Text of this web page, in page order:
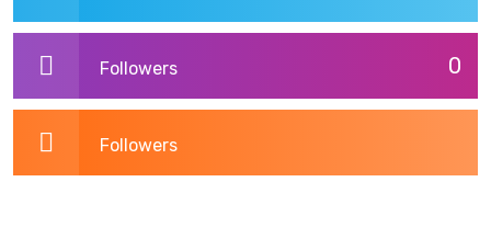
0
Followers
Followers